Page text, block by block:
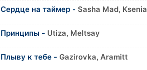
Сердце на таймер - Sasha Mad, Ksenia
Принципы - Utiza, Meltsay
Плыву к тебе - Gazirovka, Aramitt